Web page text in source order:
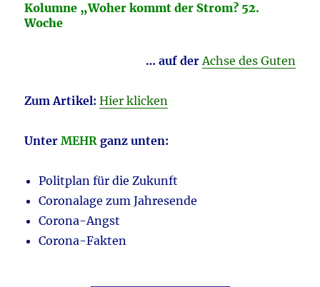
Kolumne „Woher kommt der Strom? 52.
Woche
… auf der Achse des Guten
Zum Artikel: Hier klicken
Unter MEHR ganz unten:
Politplan für die Zukunft
Coronalage zum Jahresende
Corona-Angst
Corona-Fakten